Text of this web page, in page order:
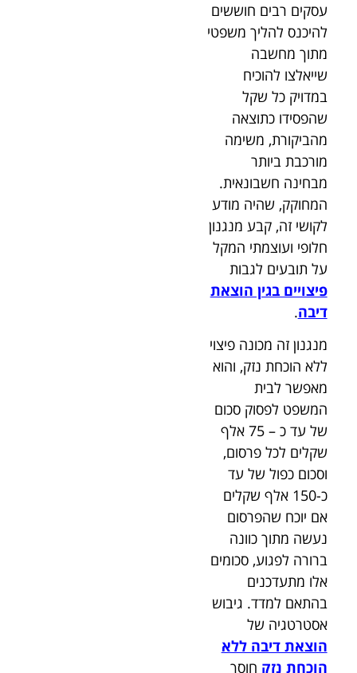
עסקים רבים חוששים
להיכנס להליך משפטי
מתוך מחשבה
שייאלצו להוכיח
במדויק כל שקל
שהפסידו כתוצאה
מהביקורת, משימה
מורכבת ביותר
מבחינה חשבונאית.
המחוקק, שהיה מודע
לקושי זה, קבע מנגנון
חלופי ועוצמתי המקל
על תובעים לגבות
פיצויים בגין הוצאת
דיבה.
מנגנון זה מכונה פיצוי
ללא הוכחת נזק, והוא
מאפשר לבית
המשפט לפסוק סכום
של עד כ – 75 אלף
שקלים לכל פרסום,
וסכום כפול של עד
כ-150 אלף שקלים
אם יוכח שהפרסום
נעשה מתוך כוונה
ברורה לפגוע, סכומים
אלו מתעדכנים
בהתאם למדד. גיבוש
אסטרטגיה של
הוצאת דיבה ללא
הוכחת נזק חוסך